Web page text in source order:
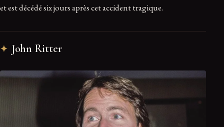
et est décédé six jours après cet accident tragique.
John Ritter